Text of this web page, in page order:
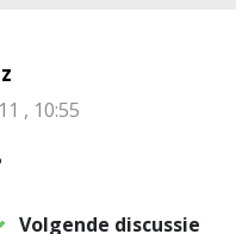
, 10:55
Volgende discussie